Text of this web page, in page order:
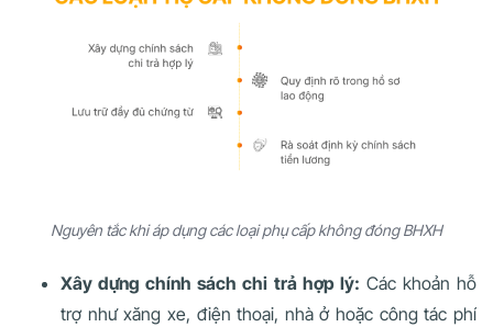
Nguyên tắc khi áp dụng các loại phụ cấp không đóng BHXH
Xây dựng chính sách chi trả hợp lý: Các khoản hỗ
trợ như xăng xe, điện thoại, nhà ở hoặc công tác phí